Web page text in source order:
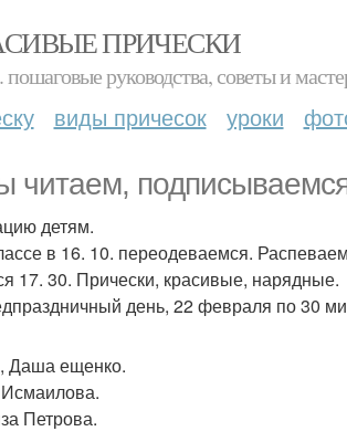
ПРИЧЕСКИ
руководства, советы и
виды причесок уроки
читаем,
детям.
в 16. 10. переодеваемся.
17. 30. Прически, красивые, нарядные.
день, 22 февраля по 30
Даша ещенко.
Петрова.